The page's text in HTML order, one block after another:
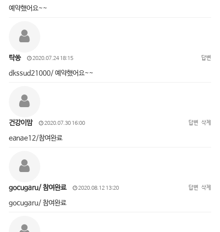
예약했어요~~
탁쏭 2020.07.24 18:15 답변
dkssud21000/ 예약했어요~~
건강이맘 2020.07.30 16:00 답변 삭제
eanae12/참여완료
gocugaru/ 참여완료 2020.08.12 13:20 답변 삭제
gocugaru/ 참여완료